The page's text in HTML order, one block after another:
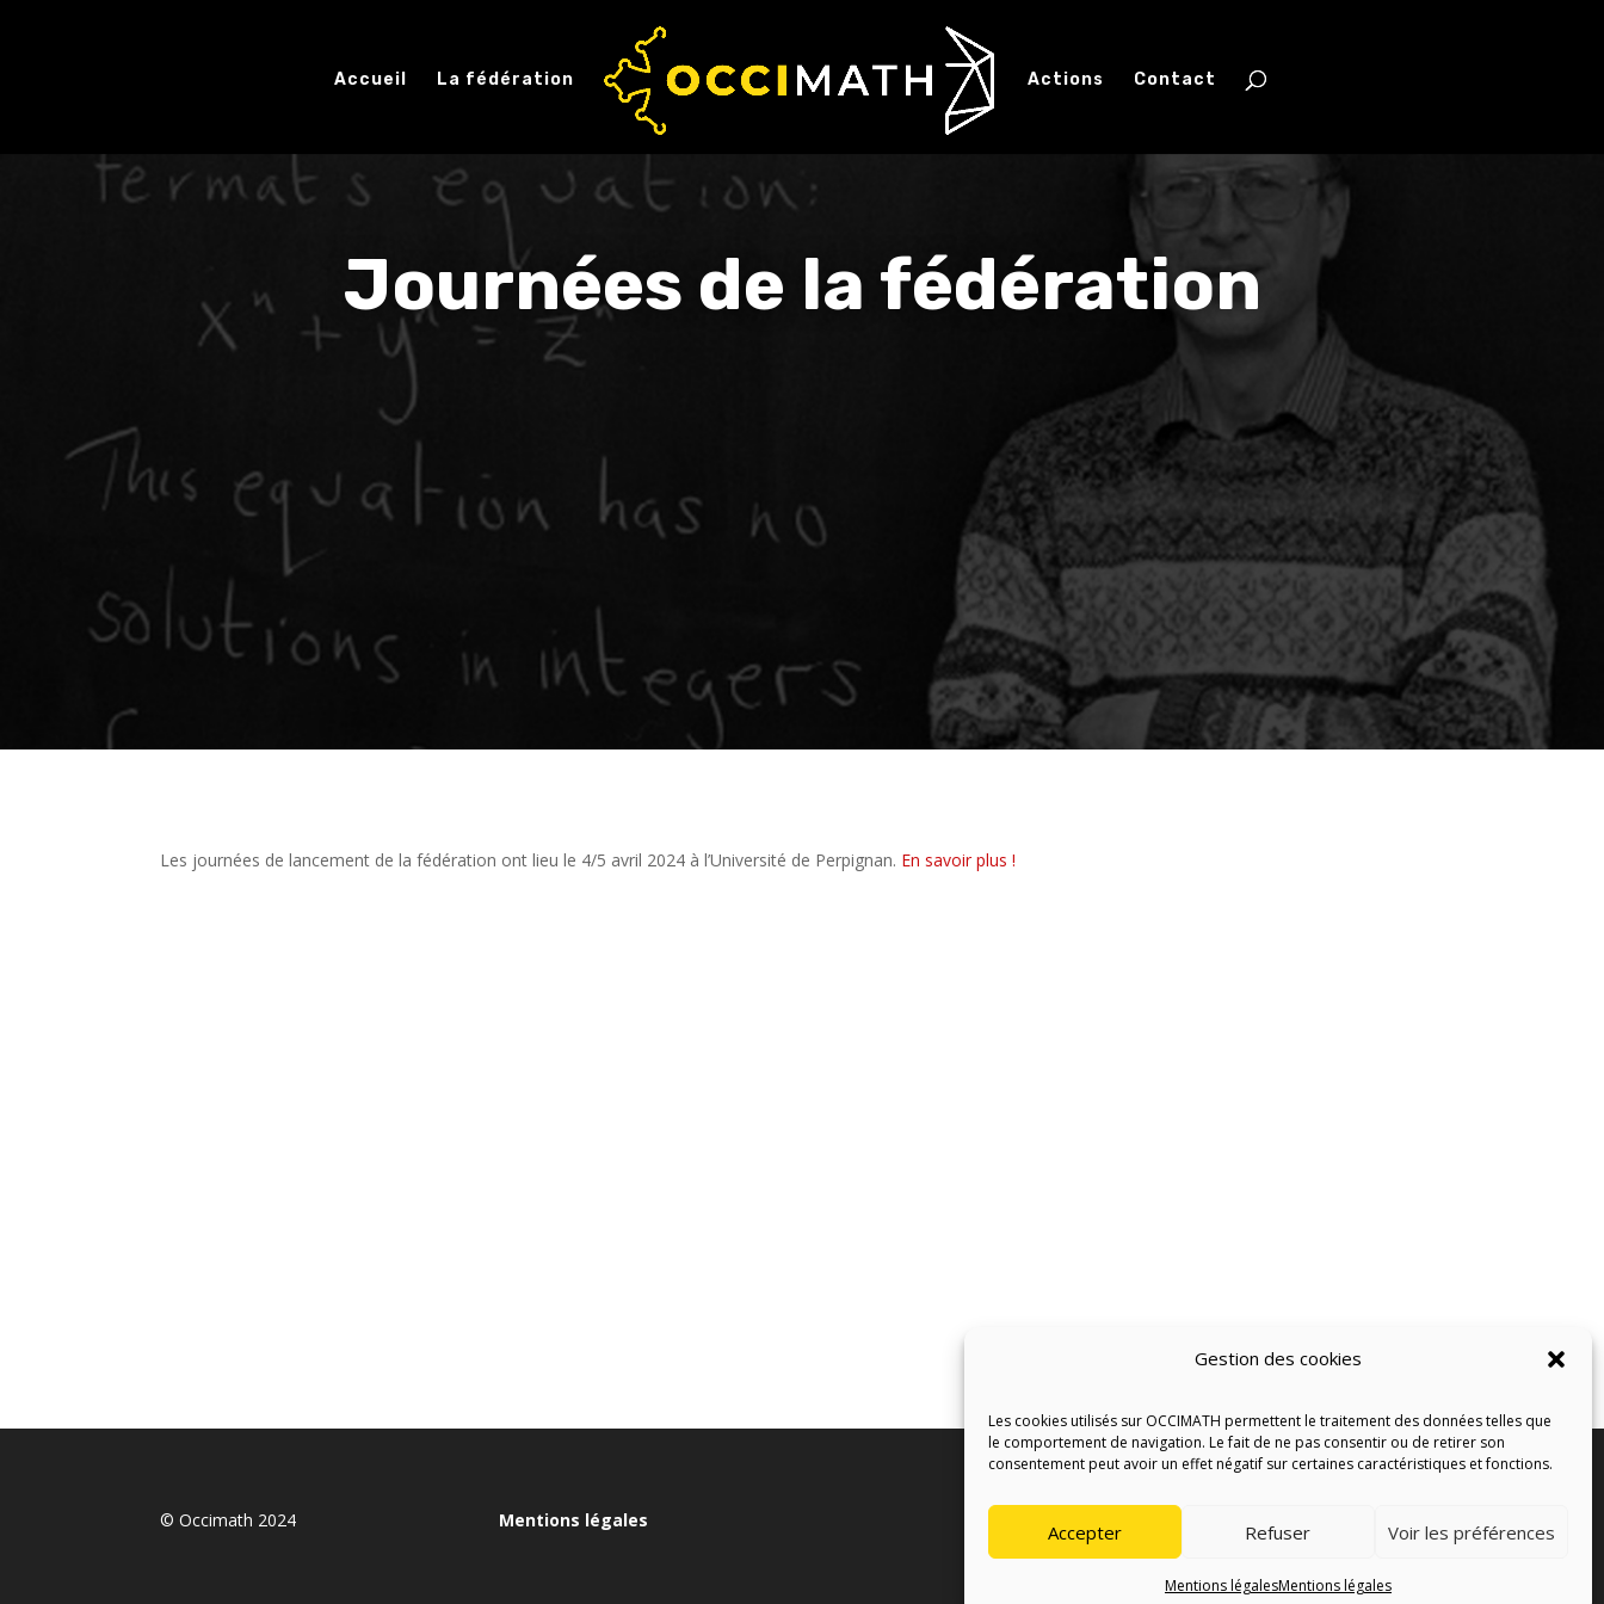
Gestion des cookies
Les cookies utilisés sur OCCIMATH permettent le traitement des données telles que
le comportement de navigation. Le fait de ne pas consentir ou de retirer son
consentement peut avoir un effet négatif sur certaines caractéristiques et fonctions.
Accepter Refuser Voir les préférences
Mentions légalesMentions légales
Accueil La fédération Actions Contact
Journées de la fédération
Les journées de lancement de la fédération ont lieu le 4/5 avril 2024 à l’Université de Perpignan. En savoir plus !
© Occimath 2024 Mentions légales